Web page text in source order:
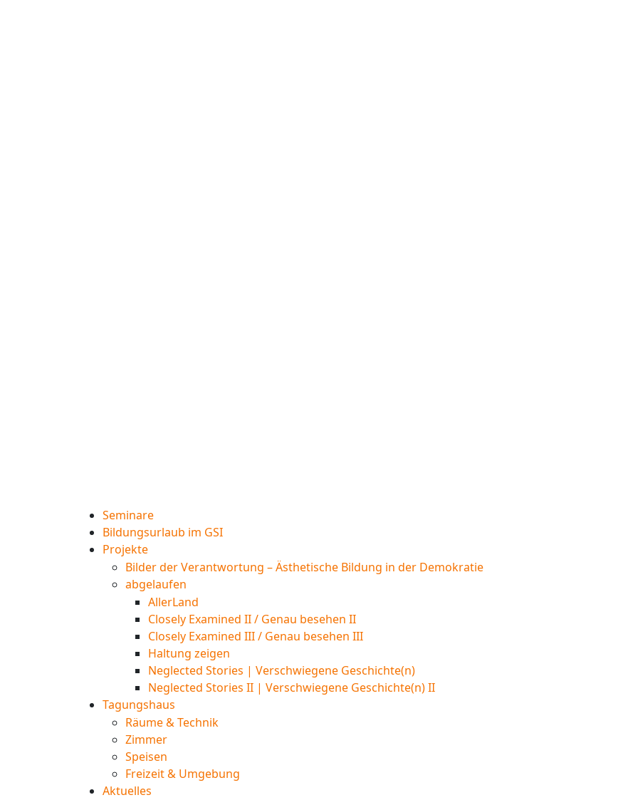
Seminare
Bildungsurlaub im GSI
Projekte
Bilder der Verantwortung – Ästhetische Bildung in der Demokratie
abgelaufen
AllerLand
Closely Examined II / Genau besehen II
Closely Examined III / Genau besehen III
Haltung zeigen
Neglected Stories | Verschwiegene Geschichte(n)
Neglected Stories II | Verschwiegene Geschichte(n) II
Tagungshaus
Räume & Technik
Zimmer
Speisen
Freizeit & Umgebung
Aktuelles